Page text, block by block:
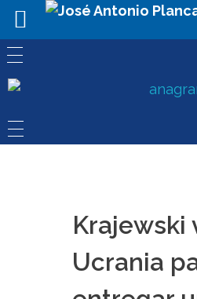
Krajewski
Ucrania